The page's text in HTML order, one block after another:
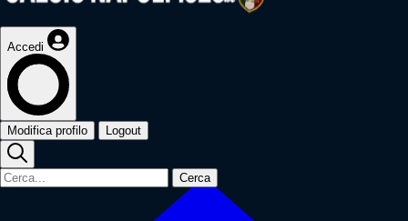
Accedi
Modifica profilo Logout
Cerca